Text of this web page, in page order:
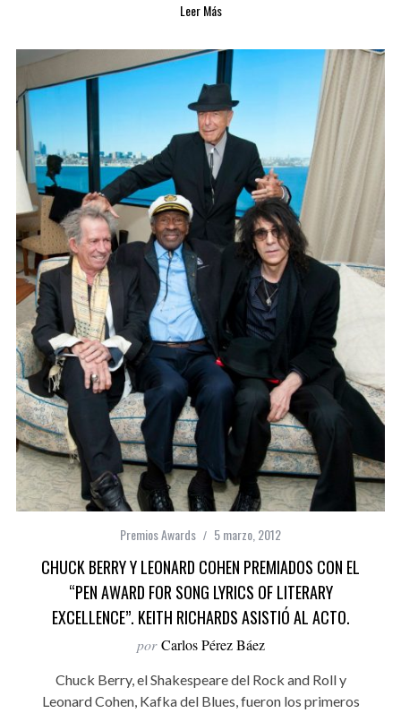
Leer Más
Premios Awards 5 marzo, 2012
CHUCK BERRY Y LEONARD COHEN PREMIADOS CON EL
“PEN AWARD FOR SONG LYRICS OF LITERARY
EXCELLENCE”. KEITH RICHARDS ASISTIÓ AL ACTO.
por Carlos Pérez Báez
Chuck Berry, el Shakespeare del Rock and Roll y
Leonard Cohen, Kafka del Blues, fueron los primeros